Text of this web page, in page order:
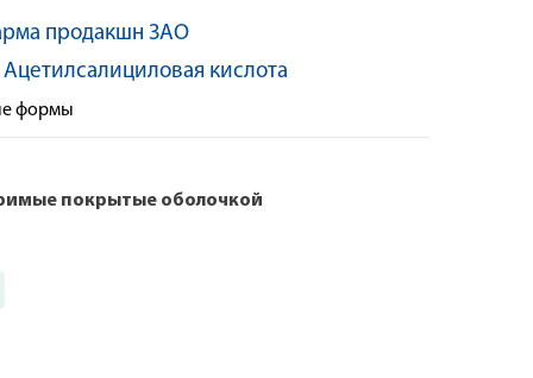
продакшн ЗАО
Ацетилсалициловая кислота
формы
покрытые оболочкой